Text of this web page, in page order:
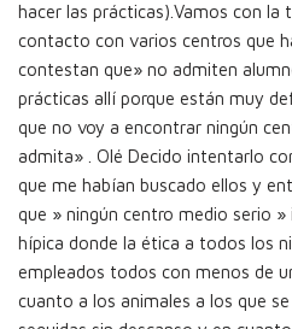
hacer las prácticas).Vamos con la
contacto con varios centros que
contestan que» no admiten
prácticas allí porque están muy
que no voy a encontrar ningún
admita» . Olé Decido intentarlo
que me habían buscado ellos y
que » ningún centro medio serio »
hípica donde la ética a todos los
empleados todos con menos de
cuanto a los animales a los que